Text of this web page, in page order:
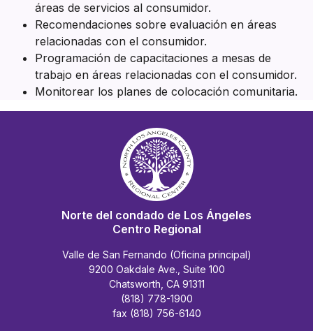
áreas de servicios al consumidor.
Recomendaciones sobre evaluación en áreas
relacionadas con el consumidor.
Programación de capacitaciones a mesas de
trabajo en áreas relacionadas con el consumidor.
Monitorear los planes de colocación comunitaria.
Norte del condado de Los Ángeles
Centro Regional
Valle de San Fernando (Oficina principal)
9200 Oakdale Ave., Suite 100
Chatsworth, CA 91311
(818) 778-1900
fax (818) 756-6140